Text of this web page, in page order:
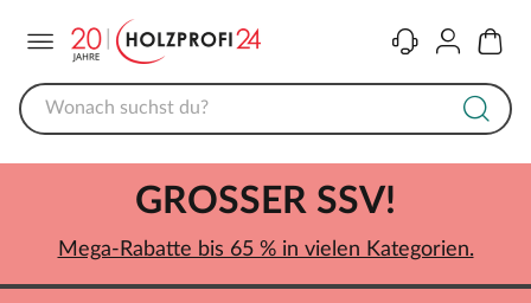
KontaktKonto
GROSSER SSV!
Mega-Rabatte bis 65 % in vielen Kategorien.